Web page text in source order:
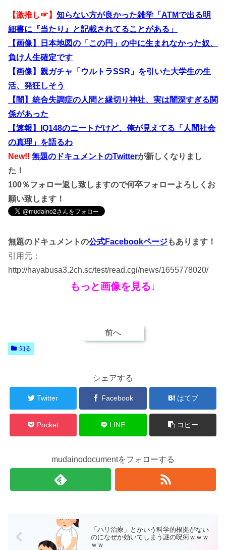
【激推し☞】 知らない方が良かった雑学「ATMで出る明
細書に『当たり』と記載されてることがある」
【画像】日本地図の「この円」の中に生まれなかった奴、
負け人生確定です
【画像】親ガチャ「ウルトラSSR」を引いた大学生の生
活、発狂しそう
【闇】統合失調症の人間と縁切り神社、実は闇深すぎる関
係があった
【速報】IQ148のニートだけど、俺が見えてる「人間社会
の真理」を語るわ
New!! 無題のドキュメントのTwitterが新しくなりまし
た！
100％フォロー返し致しますので何卒フォローよろしくお
願い致します！
無題のドキュメントの公式Facebookページもあります！
引用元：
http://hayabusa3.2ch.sc/test/read.cgi/news/1655778020/
もっと画像を見る↓
前へ
知る
シェアする
Twitter Facebook はてブ
Pocket LINE コピー
mudainodocumentをフォローする
「ハリ治療」とかいう科学的根拠がない
のになぜか効いてしまう謎の呪術ｗｗｗ
ｗｗ